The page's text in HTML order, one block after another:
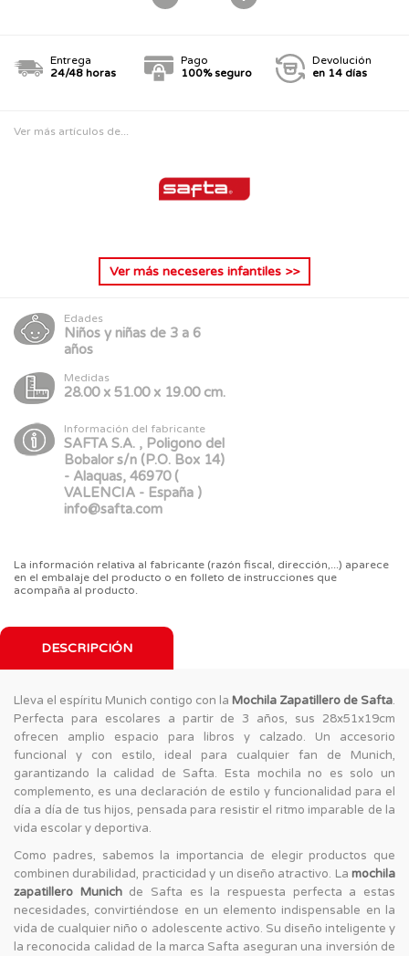
Entrega
24/48 horas
Pago
100% seguro
Devolución
en 14 días
Ver más artículos de...
Ver más neceseres infantiles >>
Edades
Niños y niñas de 3 a 6
años
Medidas
28.00 x 51.00 x 19.00 cm.
Información del fabricante
SAFTA S.A. , Poligono del
Bobalor s/n (P.O. Box 14)
- Alaquas, 46970 (
VALENCIA - España )
info@safta.com
La información relativa al fabricante (razón fiscal, dirección,...) aparece
en el embalaje del producto o en folleto de instrucciones que
acompaña al producto.
DESCRIPCIÓN
Lleva el espíritu Munich contigo con la Mochila Zapatillero de Safta.
Perfecta para escolares a partir de 3 años, sus 28x51x19cm
ofrecen amplio espacio para libros y calzado. Un accesorio
funcional y con estilo, ideal para cualquier fan de Munich,
garantizando la calidad de Safta. Esta mochila no es solo un
complemento, es una declaración de estilo y funcionalidad para el
día a día de tus hijos, pensada para resistir el ritmo imparable de la
vida escolar y deportiva.
Como padres, sabemos la importancia de elegir productos que
combinen durabilidad, practicidad y un diseño atractivo. La mochila
zapatillero Munichde Safta es la respuesta perfecta a estas
necesidades, convirtiéndose en un elemento indispensable en la
vida de cualquier niño o adolescente activo. Su diseño inteligente y
la reconocida calidad de la marca Safta aseguran una inversión de